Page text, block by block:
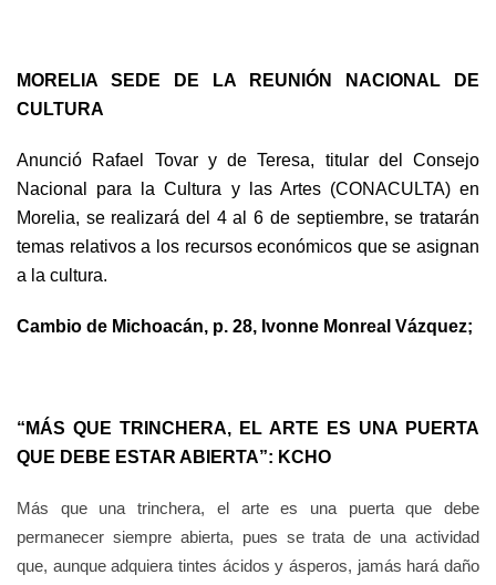
MORELIA SEDE DE LA REUNIÓN NACIONAL DE
CULTURA
Anunció Rafael Tovar y de Teresa, titular del Consejo
Nacional para la Cultura y las Artes (CONACULTA) en
Morelia, se realizará del 4 al 6 de septiembre, se tratarán
temas relativos a los recursos económicos que se asignan
a la cultura.
Cambio de Michoacán, p. 28, Ivonne Monreal Vázquez;
“MÁS QUE TRINCHERA, EL ARTE ES UNA PUERTA
QUE DEBE ESTAR ABIERTA”: KCHO
Más que una trinchera, el arte es una puerta que debe
permanecer siempre abierta, pues se trata de una actividad
que, aunque adquiera tintes ácidos y ásperos, jamás hará daño